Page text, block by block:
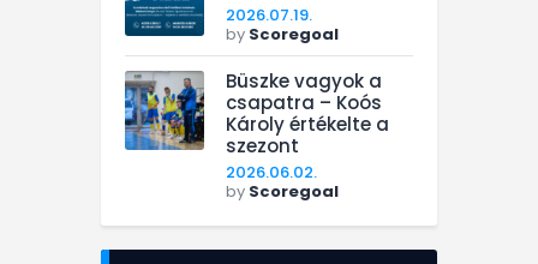
2026.07.19.
by Scoregoal
Büszke vagyok a
csapatra – Koós
Károly értékelte a
szezont
2026.06.02.
by Scoregoal